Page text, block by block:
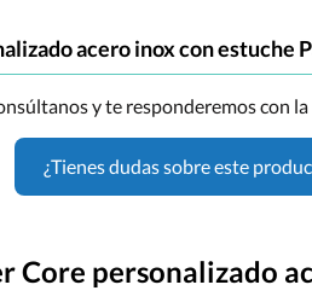
acero inox con estuche
y te responderemos con
¿Tienes dudas sobre este
personalizado